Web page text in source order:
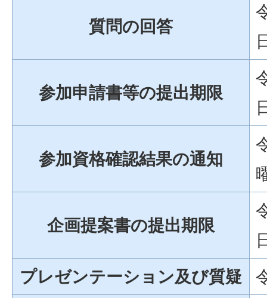
質問の回答
参加申請書等の提出期限
参加資格確認結果の通知
企画提案書の提出期限
プレゼンテーション及び質疑